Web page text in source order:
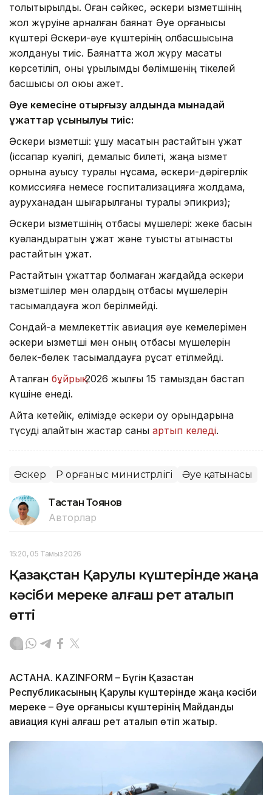
толықтырылды. Оған сәйкес, әскери қызметшінің
жол жүруіне арналған баянат Әуе қорғанысы
күштері Әскери-әуе күштерінің қолбасшысына
жолдануы тиіс. Баянатта жол жүру мақсаты
көрсетіліп, оны құрылымдық бөлімшенің тікелей
басшысы қол қоюы қажет.
Әуе кемесіне отырғызу алдында мынадай
құжаттар ұсынылуы тиіс:
Әскери қызметші: ұшу мақсатын растайтын құжат
(іссапар куәлігі, демалыс билеті, жаңа қызмет
орнына ауысу туралы нұсқама, әскери-дәрігерлік
комиссияға немесе госпитализацияға жолдама,
ауруханадан шығарылғаны туралы эпикриз);
Әскери қызметшінің отбасы мүшелері: жеке басын
куәландыратын құжат және туыстық қатынасты
растайтын құжат.
Растайтын құжаттар болмаған жағдайда әскери
қызметшілер мен олардың отбасы мүшелерін
тасымалдауға жол берілмейді.
Сондай-ақ мемлекеттік авиация әуе кемелерімен
әскери қызметші мен оның отбасы мүшелерін
бөлек-бөлек тасымалдауға рұқсат етілмейді.
Аталған бұйрық2026 жылғы 15 тамыздан бастап
күшіне енеді.
Айта кетейік, елімізде әскери оқу орындарына
түсуді қалайтын жастар саны артып келеді.
Әскер ҚР Қорғаныс министрлігі Әуе қатынасы
Тастан Тоянов
Авторлар
15:20, 05 Тамыз 2026
Қазақстан Қарулы күштерінде жаңа
кәсіби мереке алғаш рет аталып
өтті
АСТАНА. KAZINFORM – Бүгін Қазақстан
Республикасының Қарулы күштерінде жаңа кәсіби
мереке – Әуе қорғанысы күштерінің Майдандық
авиация күні алғаш рет аталып өтіп жатыр.